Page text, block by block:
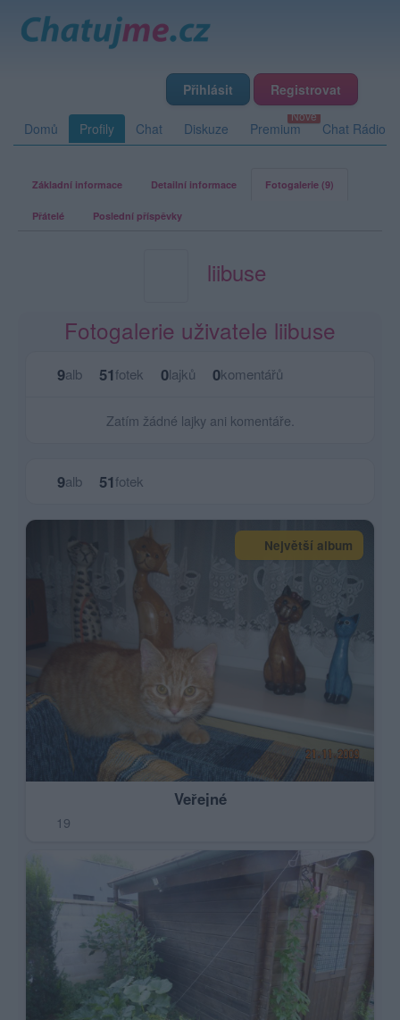
Přihlásit Registrovat
Domů Profily Chat Diskuze Premium Chat Rádio
Základní informace Detailní informace Fotogalerie (9)
Přátelé Poslední příspěvky
liibuse
Fotogalerie uživatele liibuse
9alb 51fotek 0lajků 0komentářů
Zatím žádné lajky ani komentáře.
9alb 51fotek
Největší album
Veřejné
19